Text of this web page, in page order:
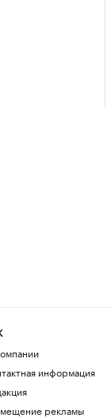
информация
рекламы